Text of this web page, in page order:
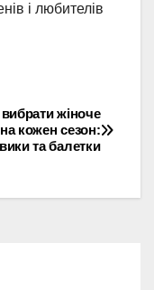
і любителів
жіноче
кожен сезон:
та балетки